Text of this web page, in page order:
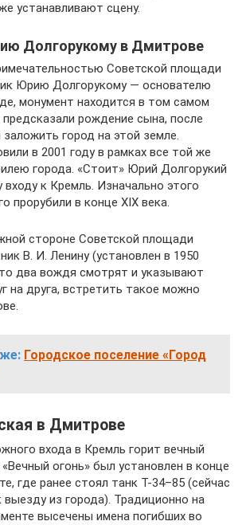
устанавливают сцену.
Долгорукому в Дмитрове
Советской площади
Юрию Долгорукому — основателю
монумент находится в том самом
рождение сына, после
заложить город на этой земле.
в 2001 году в рамках все той же
города. «Стоит» Юрий Долгорукий
к Кремль. Изначально этого
прорубили в конце XIX века.
стороне Советской площади
В. И. Ленину (установлен в 1950
два вождя смотрят и указывают
на друга, встретить такое можно
Городское поселение «Город
в Дмитрове
входа в Кремль горит вечный
огонь» был установлен в конце
где ранее стоял танк Т-34–85 (сейчас
выезду из города). Традиционно на
высечены имена погибших во